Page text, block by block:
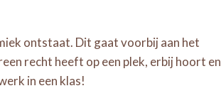
ontstaat. Dit gaat voorbij aan het
recht heeft op een plek, erbij hoort en
in een klas!